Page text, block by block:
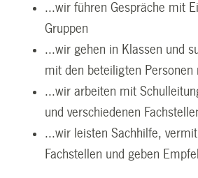
...wir führen Gespräche mit
Gruppen
...wir gehen in Klassen und
mit den beteiligten Personen
...wir arbeiten mit
und verschiedenen
...wir leisten Sachhilfe,
Fachstellen und geben